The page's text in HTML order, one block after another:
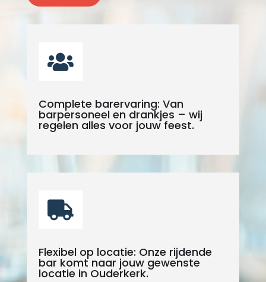

Complete barervaring: Van
barpersoneel en drankjes – wij
regelen alles voor jouw feest.

Flexibel op locatie: Onze rijdende
bar komt naar jouw gewenste
locatie in Ouderkerk.